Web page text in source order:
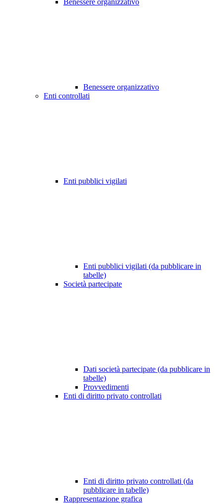
Benessere organizzativo
Benessere organizzativo
Enti controllati
Enti pubblici vigilati
Enti pubblici vigilati (da pubblicare in
tabelle)
Società partecipate
Dati società partecipate (da pubblicare in
tabelle)
Provvedimenti
Enti di diritto privato controllati
Enti di diritto privato controllati (da
pubblicare in tabelle)
Rappresentazione grafica